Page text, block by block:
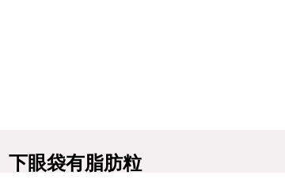
下眼袋有脂肪粒